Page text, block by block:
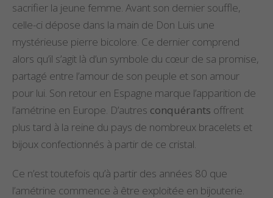
sacrifier la jeune femme. Avant son dernier souffle,
celle-ci dépose dans la main de Don Luis une
mystérieuse pierre bicolore. Ce dernier comprend
alors qu’il s’agit là d’un symbole du cœur de sa promise,
partagé entre l’amour de son peuple et son amour
pour lui. Son retour en Espagne marque l’apparition de
l’amétrine en Europe. D’autres conquérants offrent
plus tard à la reine du pays de nombreux bracelets et
bijoux confectionnés à partir de ce cristal.
Ce n’est toutefois qu’à partir des années 80 que
l’amétrine commence à être exploitée en bijouterie.